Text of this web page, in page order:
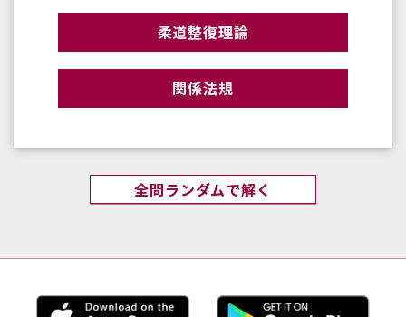
柔道整復理論
関係法規
全問ランダムで解く